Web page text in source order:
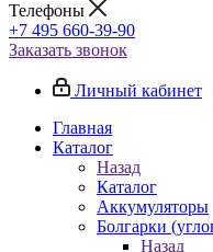
Телефоны
+7 495 660-39-90
Заказать звонок
Личный кабинет
Главная
Каталог
Назад
Каталог
Аккумуляторы
Болгарки
Назад